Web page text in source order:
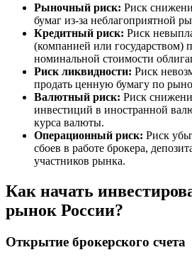
Рыночный риск: Риск
бумаг из-за неблагоприятной
Кредитный риск: Риск
(компанией или государством)
номинальной стоимости
Риск ликвидности: Риск
продать ценную бумагу по
Валютный риск: Риск
инвестиций в иностранной
курса валюты.
Операционный риск: Риск
сбоев в работе брокера,
участников рынка.
Как начать
рынок России?
Открытие брокерского счета